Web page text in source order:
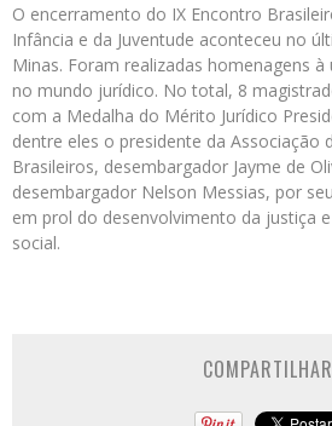
O encerramento do IX Encontro
Infância e da Juventude aconteceu no
Minas. Foram realizadas homenagens
no mundo jurídico. No total, 8
com a Medalha do Mérito Jurídico
dentre eles o presidente da Associação
Brasileiros, desembargador Jayme de
desembargador Nelson Messias, por
em prol do desenvolvimento da justiça
social.